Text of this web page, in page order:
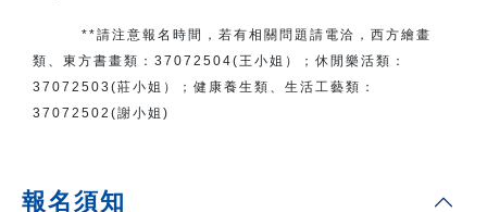
**請注意報名時間，若有相關問題 請電洽 ， 西方繪畫
類、東方書畫類： 37072504(王小姐） ； 休閒樂活類：
37072503(莊小姐）； 健康養生類、生活工藝類：
37072502(謝小姐)
報名須知